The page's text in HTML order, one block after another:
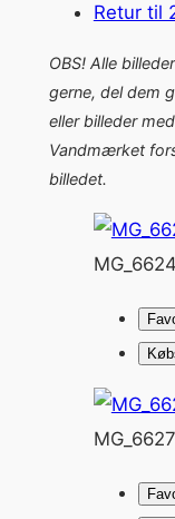
Retur til
OBS! Alle
gerne, del dem
eller billeder
Vandmærket
billedet.
MG_6624
MG_6627